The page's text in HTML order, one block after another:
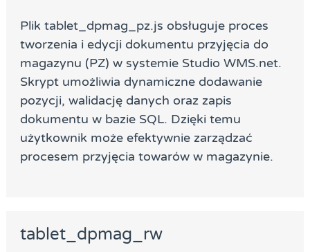
Plik tablet_dpmag_pz.js obsługuje proces
tworzenia i edycji dokumentu przyjęcia do
magazynu (PZ) w systemie Studio WMS.net.
Skrypt umożliwia dynamiczne dodawanie
pozycji, walidację danych oraz zapis
dokumentu w bazie SQL. Dzięki temu
użytkownik może efektywnie zarządzać
procesem przyjęcia towarów w magazynie.
tablet_dpmag_rw